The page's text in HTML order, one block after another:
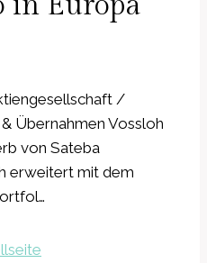
/
Übernahmen Vossloh
von Sateba
erweitert mit dem